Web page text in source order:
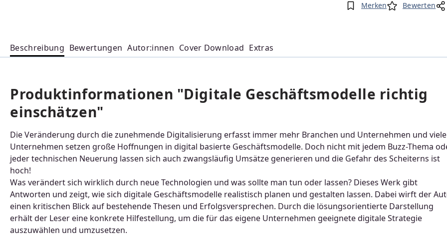
Merken Bewerten
Beschreibung Bewertungen Autor:innen Cover Download Extras
Produktinformationen "Digitale Geschäftsmodelle richtig
einschätzen"
Die Veränderung durch die zunehmende Digitalisierung erfasst immer mehr Branchen und Unternehmen und viele
Unternehmen setzen große Hoffnungen in digital basierte Geschäftsmodelle. Doch nicht mit jedem Buzz-Thema
jeder technischen Neuerung lassen sich auch zwangsläufig Umsätze generieren und die Gefahr des Scheiterns ist
hoch!
Was verändert sich wirklich durch neue Technologien und was sollte man tun oder lassen? Dieses Werk gibt
Antworten und zeigt, wie sich digitale Geschäftsmodelle realistisch planen und gestalten lassen. Dabei wirft der
einen kritischen Blick auf bestehende Thesen und Erfolgsversprechen. Durch die lösungsorientierte Darstellung
erhält der Leser eine konkrete Hilfestellung, um die für das eigene Unternehmen geeignete digitale Strategie
auszuwählen und umzusetzen.